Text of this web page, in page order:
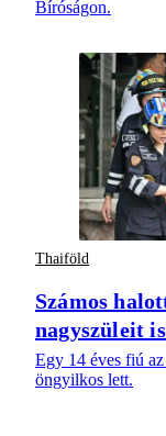
Bíróságon.
Thaiföld
Számos
nagyszüleit
Egy 14 éves fiú
öngyilkos lett.